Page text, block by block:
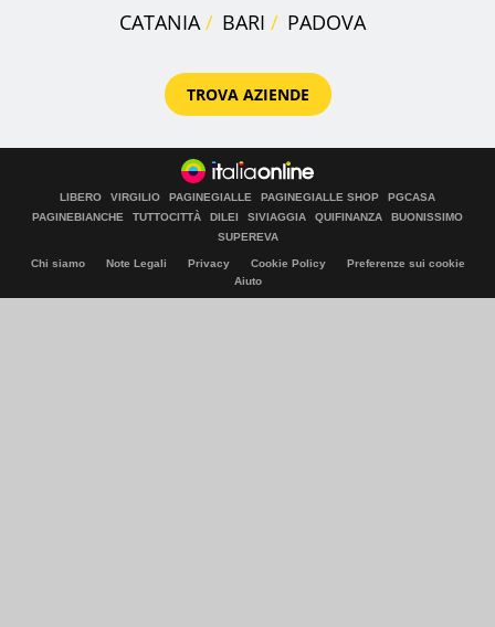
CATANIA
BARI PADOVA
TROVA AZIENDE
LIBERO VIRGILIO PAGINEGIALLE PAGINEGIALLE SHOP
PGCASA
PAGINEBIANCHE
TUTTOCITTÀ DILEI SIVIAGGIA QUIFINANZA
BUONISSIMO
SUPEREVA
Chi siamo Note Legali Privacy Cookie Policy
Preferenze sui cookie
Aiuto